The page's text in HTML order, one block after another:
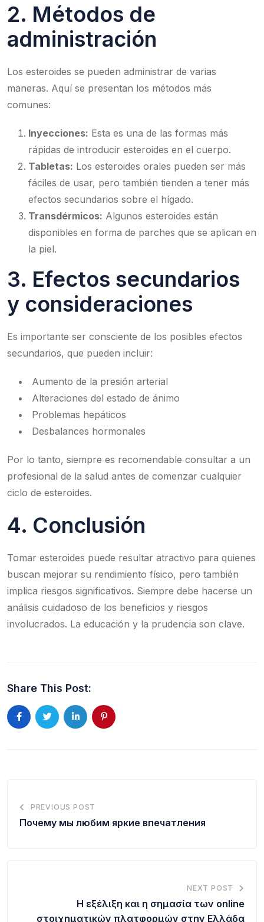
2. Métodos de
administración
Los esteroides se pueden administrar de varias
maneras. Aquí se presentan los métodos más
comunes:
Inyecciones: Esta es una de las formas más
rápidas de introducir esteroides en el cuerpo.
Tabletas: Los esteroides orales pueden ser más
fáciles de usar, pero también tienden a tener más
efectos secundarios sobre el hígado.
Transdérmicos: Algunos esteroides están
disponibles en forma de parches que se aplican en
la piel.
3. Efectos secundarios
y consideraciones
Es importante ser consciente de los posibles efectos
secundarios, que pueden incluir:
Aumento de la presión arterial
Alteraciones del estado de ánimo
Problemas hepáticos
Desbalances hormonales
Por lo tanto, siempre es recomendable consultar a un
profesional de la salud antes de comenzar cualquier
ciclo de esteroides.
4. Conclusión
Tomar esteroides puede resultar atractivo para quienes
buscan mejorar su rendimiento físico, pero también
implica riesgos significativos. Siempre debe hacerse un
análisis cuidadoso de los beneficios y riesgos
involucrados. La educación y la prudencia son clave.
Share This Post:
PREVIOUS POST
Почему мы любим яркие впечатления
NEXT POST
Η εξέλιξη και η σημασία των online
στοιχηματικών πλατφορμών στην Ελλάδα